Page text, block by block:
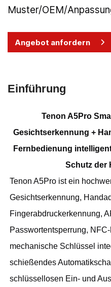
Muster/OEM/
Angebot anfordern
Einführung
Tenon A5Pro
Gesichtserkennung +
Fernbedienung
Schutz der
Tenon A5Pro ist ein
Gesichtserkennung,
Fingerabdruckerkennung,
Passwortentsperrung,
mechanische Schlüssel
schießendes
schlüssellosen Ein- und